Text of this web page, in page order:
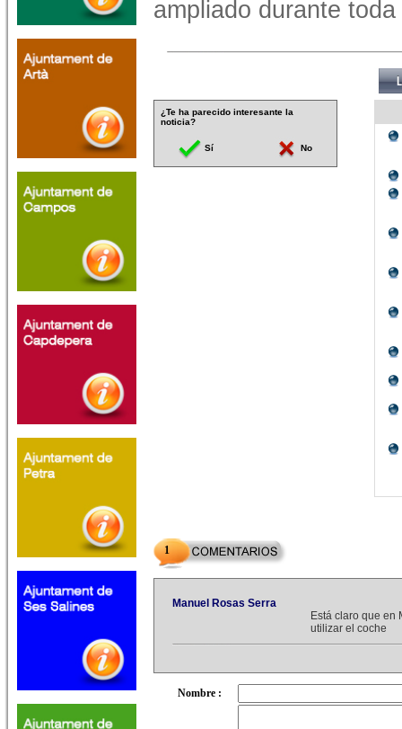
ampliado durante
¿Te ha parecido interesante la
noticia?
Sí No
1
Manuel Rosas Serra
Está claro que en
utilizar el coche
Nombre :